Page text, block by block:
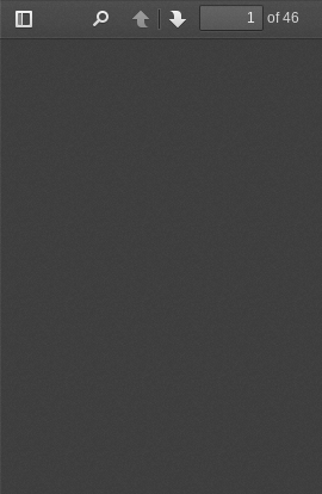
Toggle
PreviousNext
of 46